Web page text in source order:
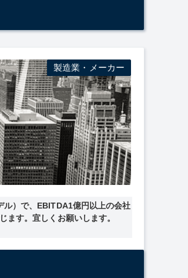
製造業・メーカー
ル）で、EBITDA1億円以上の会社
す。宜しくお願いします。